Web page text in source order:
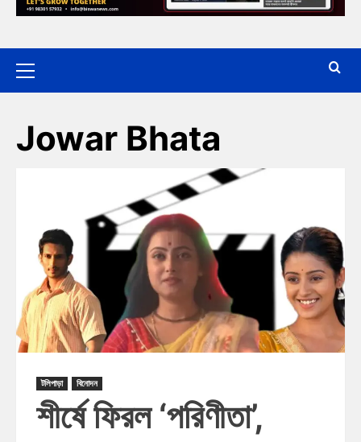
Jowar Bhata
টলিপাড়া বিনোদন
শীর্ষে ফিরল ‘পরিণীতা’,